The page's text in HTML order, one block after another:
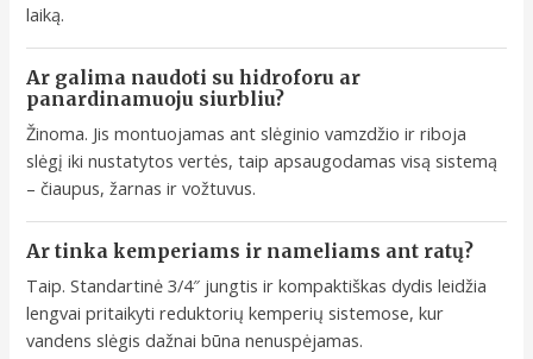
laiką.
Ar galima naudoti su hidroforu ar
panardinamuoju siurbliu?
Žinoma. Jis montuojamas ant slėginio vamzdžio ir riboja
slėgį iki nustatytos vertės, taip apsaugodamas visą sistemą
– čiaupus, žarnas ir vožtuvus.
Ar tinka kemperiams ir nameliams ant ratų?
Taip. Standartinė 3/4″ jungtis ir kompaktiškas dydis leidžia
lengvai pritaikyti reduktorių kemperių sistemose, kur
vandens slėgis dažnai būna nenuspėjamas.